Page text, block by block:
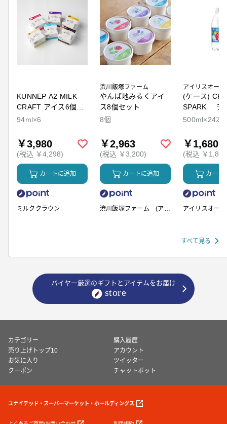
KUNNEP A2 MILK
CRAFT アイス6個セ
ット
94ml×6
￥3,980
(税込 ￥4,298)
カートに追加
ミルククラウン
渋川飯塚ファーム
やんば地みるくアイ
ス8個セット
8個
￥2,963
(税込 ￥3,200)
カートに追加
渋川飯塚ファーム (アイ
アイリスオーヤ
(ケース)
SPARK ラ
500ml×24本
￥1,680
(税込 ￥
カート
アイリスオー
すべて見る
バイヤー厳選のギフトとアイテムをお届け
カテゴリー
購入履歴
売り上げトップ10
アカウント
お気に入り
ツイッター
クーポン
チャットボット
ユナイテッド・スーパーマーケット・ホールディングス